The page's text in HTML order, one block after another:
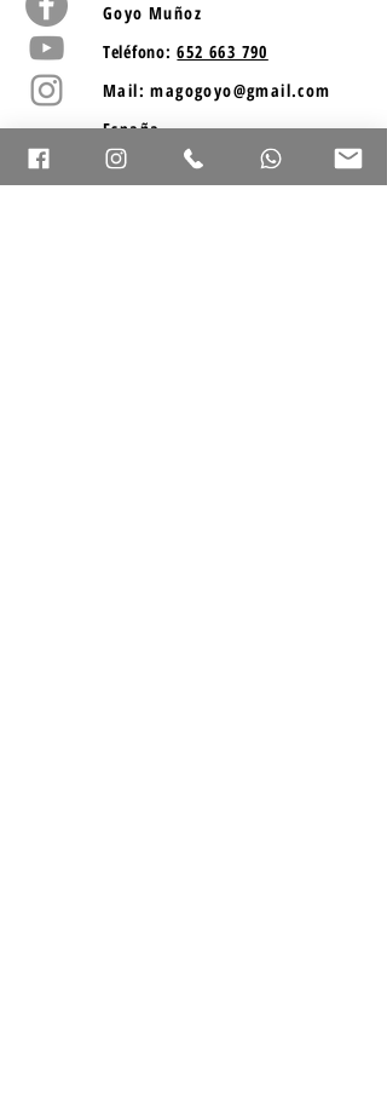
Goyo Muñoz
Teléfono:652 663 790
Mail:magogoyo@gmail.com
España